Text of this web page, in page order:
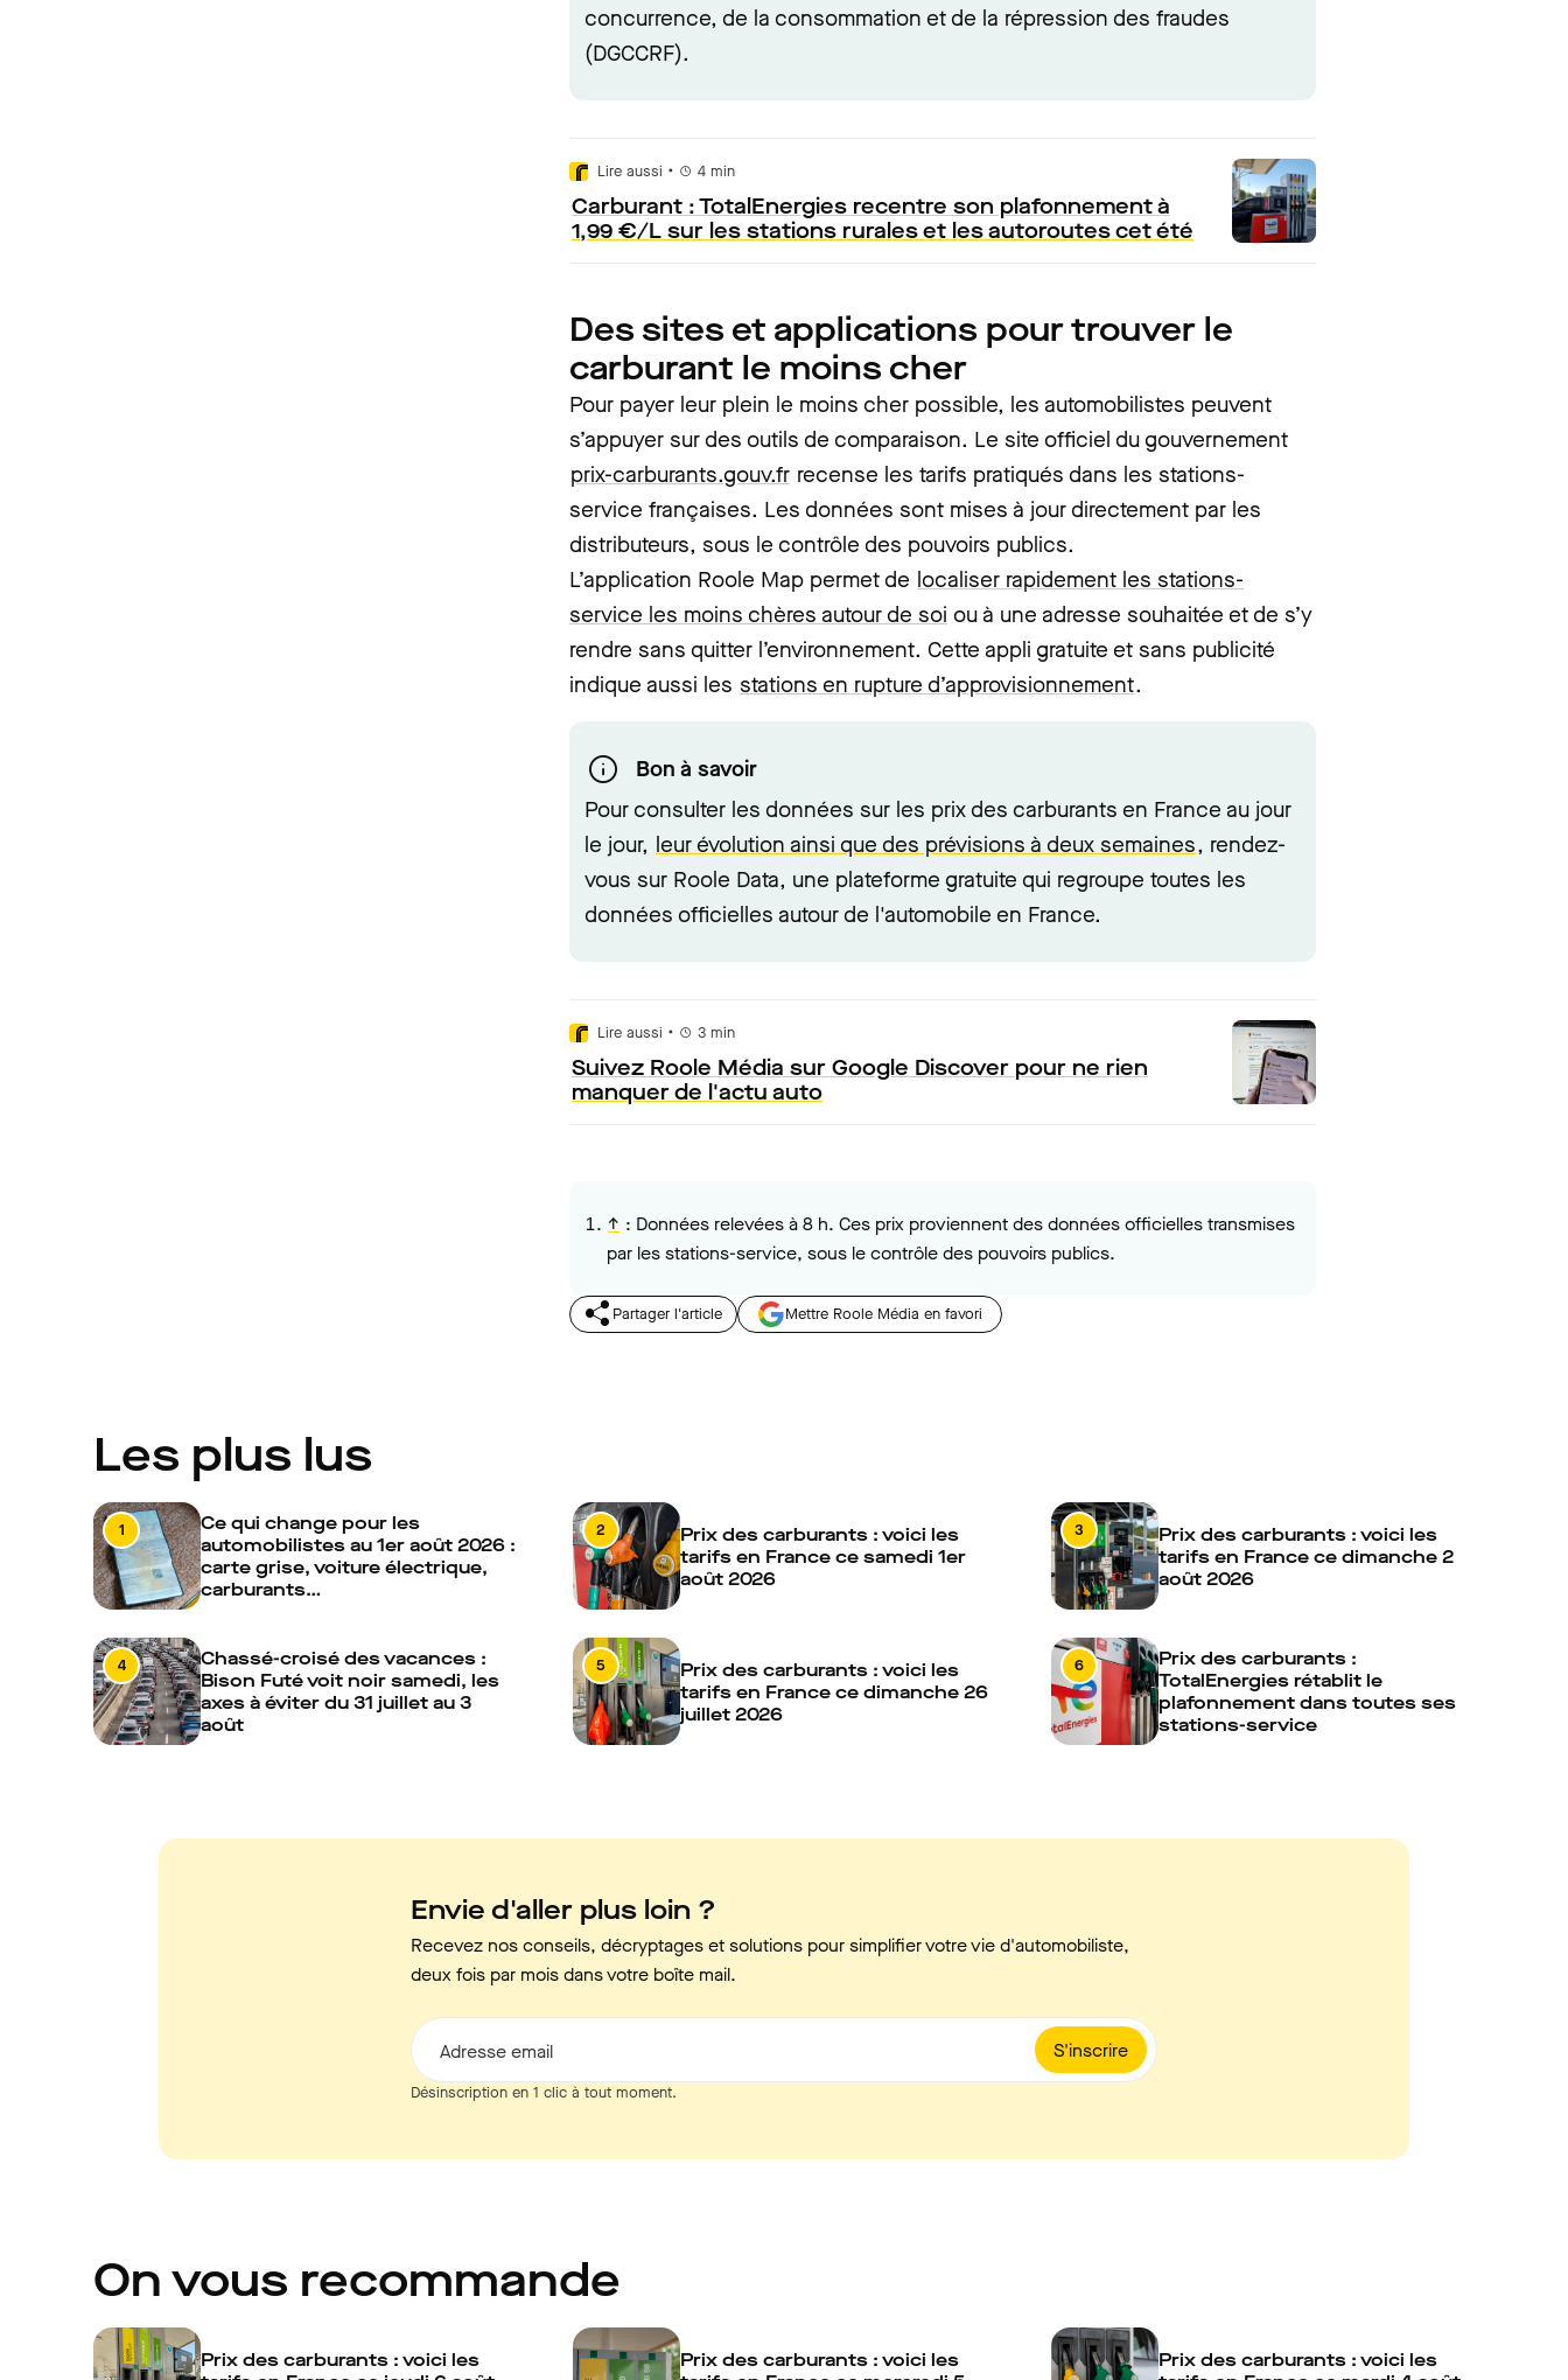
concurrence, de la consommation et de la répression des fraudes
(DGCCRF).
Lire aussi • 4 min
Carburant : TotalEnergies recentre son plafonnement à
1,99 €/L sur les stations rurales et les autoroutes cet été
Des sites et applications pour trouver le
carburant le moins cher
Pour payer leur plein le moins cher possible, les automobilistes peuvent
s’appuyer sur des outils de comparaison. Le site officiel du gouvernement
prix-carburants.gouv.fr recense les tarifs pratiqués dans les stations-
service françaises. Les données sont mises à jour directement par les
distributeurs, sous le contrôle des pouvoirs publics.
L’application Roole Map permet de localiser rapidement les stations-
service les moins chères autour de soi ou à une adresse souhaitée et de s’y
rendre sans quitter l’environnement. Cette appli gratuite et sans publicité
indique aussi les stations en rupture d’approvisionnement.
Bon à savoir
Pour consulter les données sur les prix des carburants en France au jour
le jour, leur évolution ainsi que des prévisions à deux semaines, rendez-
vous sur Roole Data, une plateforme gratuite qui regroupe toutes les
données officielles autour de l'automobile en France.
Lire aussi • 3 min
Suivez Roole Média sur Google Discover pour ne rien
manquer de l'actu auto
↑ : Données relevées à 8 h. Ces prix proviennent des données officielles transmises
par les stations-service, sous le contrôle des pouvoirs publics.
Partager l'article Mettre Roole Média en favori
Les plus lus
1
Ce qui change pour les
automobilistes au 1er août 2026 :
carte grise, voiture électrique,
carburants…
2
Prix des carburants : voici les
tarifs en France ce samedi 1er
août 2026
3
Prix des carburants : voici les
tarifs en France ce dimanche 2
août 2026
4
Chassé-croisé des vacances :
Bison Futé voit noir samedi, les
axes à éviter du 31 juillet au 3
août
5
Prix des carburants : voici les
tarifs en France ce dimanche 26
juillet 2026
6
Prix des carburants :
TotalEnergies rétablit le
plafonnement dans toutes ses
stations-service
Envie d'aller plus loin ?
Recevez nos conseils, décryptages et solutions pour simplifier votre vie d'automobiliste,
deux fois par mois dans votre boîte mail.
S'inscrire
Adresse email
Désinscription en 1 clic à tout moment.
On vous recommande
Prix des carburants : voici les
Prix des carburants : voici les
Prix des carburants : voici les